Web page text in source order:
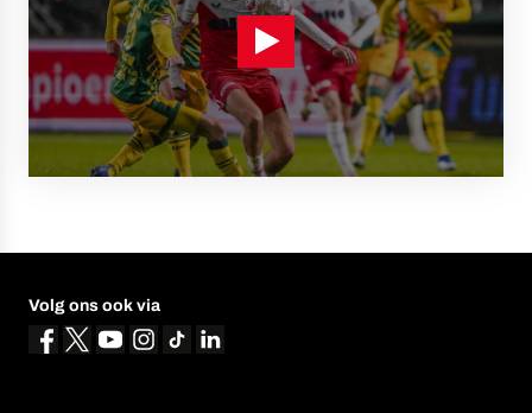
Volg ons ook via